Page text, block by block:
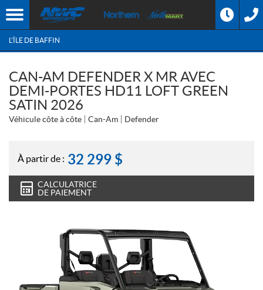
L'ÎLE DE BAFFIN
CAN-AM DEFENDER X MR AVEC
DEMI-PORTES HD11 LOFT GREEN
SATIN 2026
Véhicule côte à côte Can-Am Defender
À partir de : 32 299 $
CALCULATRICE
DE PAIEMENT